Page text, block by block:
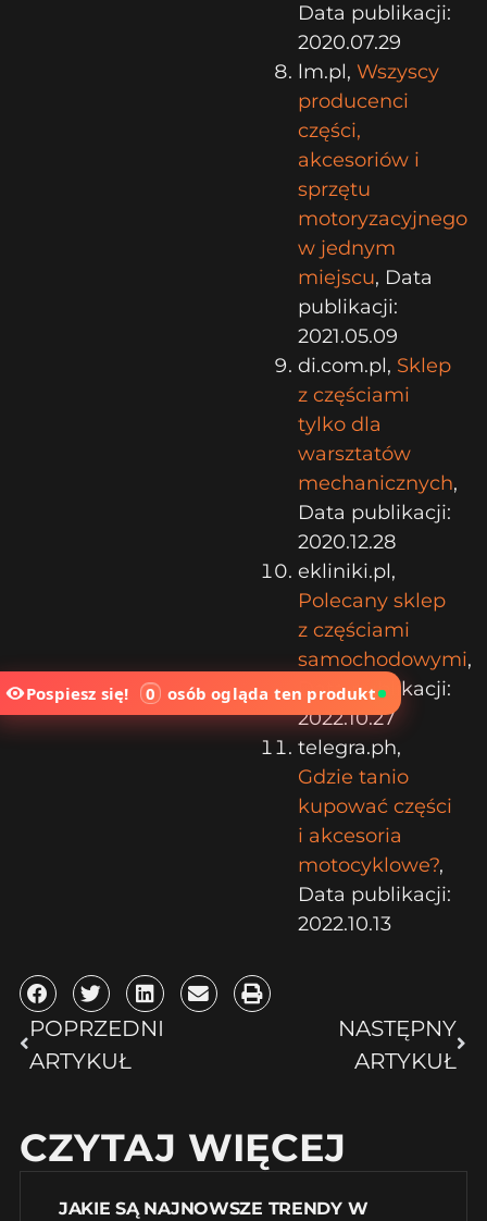
Data publikacji:
2020.07.29
lm.pl, Wszyscy
producenci
części,
akcesoriów i
sprzętu
motoryzacyjnego
w jednym
miejscu, Data
publikacji:
2021.05.09
di.com.pl, Sklep
z częściami
tylko dla
warsztatów
mechanicznych,
Data publikacji:
2020.12.28
ekliniki.pl,
Polecany sklep
z częściami
samochodowymi,
Data publikacji:
2022.10.27
telegra.ph,
Gdzie tanio
kupować części
i akcesoria
motocyklowe?,
Data publikacji:
2022.10.13
POPRZEDNI
ARTYKUŁ
NASTĘPNY
ARTYKUŁ
CZYTAJ WIĘCEJ
JAKIE SĄ NAJNOWSZE TRENDY W
Pospiesz się! 0 osób ogląda ten produkt